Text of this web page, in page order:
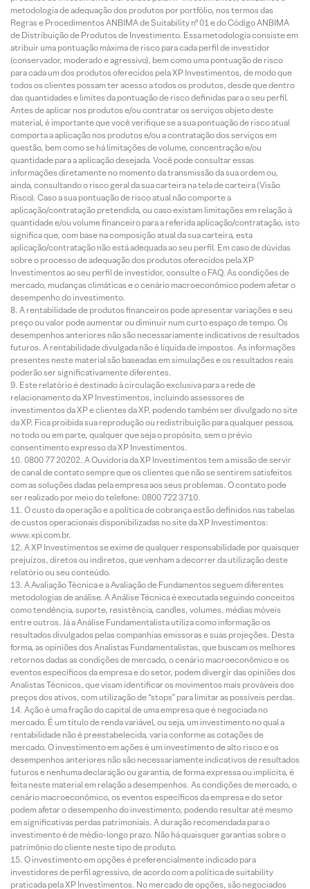
metodologia de adequação dos produtos por portfólio, nos termos das
Regras e Procedimentos ANBIMA de Suitability nº 01 e do Código ANBIMA
de Distribuição de Produtos de Investimento. Essa metodologia consiste em
atribuir uma pontuação máxima de risco para cada perfil de investidor
(conservador, moderado e agressivo), bem como uma pontuação de risco
para cada um dos produtos oferecidos pela XP Investimentos, de modo que
todos os clientes possam ter acesso a todos os produtos, desde que dentro
das quantidades e limites da pontuação de risco definidas para o seu perfil.
Antes de aplicar nos produtos e/ou contratar os serviços objeto deste
material, é importante que você verifique se a sua pontuação de risco atual
comporta a aplicação nos produtos e/ou a contratação dos serviços em
questão, bem como se há limitações de volume, concentração e/ou
quantidade para a aplicação desejada. Você pode consultar essas
informações diretamente no momento da transmissão da sua ordem ou,
ainda, consultando o risco geral da sua carteira na tela de carteira (Visão
Risco). Caso a sua pontuação de risco atual não comporte a
aplicação/contratação pretendida, ou caso existam limitações em relação à
quantidade e/ou volume financeiro para a referida aplicação/contratação, isto
significa que, com base na composição atual da sua carteira, esta
aplicação/contratação não está adequada ao seu perfil. Em caso de dúvidas
sobre o processo de adequação dos produtos oferecidos pela XP
Investimentos ao seu perfil de investidor, consulte o FAQ. As condições de
mercado, mudanças climáticas e o cenário macroeconômico podem afetar o
desempenho do investimento.
A rentabilidade de produtos financeiros pode apresentar variações e seu
preço ou valor pode aumentar ou diminuir num curto espaço de tempo. Os
desempenhos anteriores não são necessariamente indicativos de resultados
futuros. A rentabilidade divulgada não é líquida de impostos. As informações
presentes neste material são baseadas em simulações e os resultados reais
poderão ser significativamente diferentes.
Este relatório é destinado à circulação exclusiva para a rede de
relacionamento da XP Investimentos, incluindo assessores de
investimentos da XP e clientes da XP, podendo também ser divulgado no site
da XP. Fica proibida sua reprodução ou redistribuição para qualquer pessoa,
no todo ou em parte, qualquer que seja o propósito, sem o prévio
consentimento expresso da XP Investimentos.
0800 77 20202. A Ouvidoria da XP Investimentos tem a missão de servir
de canal de contato sempre que os clientes que não se sentirem satisfeitos
com as soluções dadas pela empresa aos seus problemas. O contato pode
ser realizado por meio do telefone: 0800 722 3710.
O custo da operação e a política de cobrança estão definidos nas tabelas
de custos operacionais disponibilizadas no site da XP Investimentos:
www.xpi.com.br.
A XP Investimentos se exime de qualquer responsabilidade por quaisquer
prejuízos, diretos ou indiretos, que venham a decorrer da utilização deste
relatório ou seu conteúdo.
A Avaliação Técnica e a Avaliação de Fundamentos seguem diferentes
metodologias de análise. A Análise Técnica é executada seguindo conceitos
como tendência, suporte, resistência, candles, volumes, médias móveis
entre outros. Já a Análise Fundamentalista utiliza como informação os
resultados divulgados pelas companhias emissoras e suas projeções. Desta
forma, as opiniões dos Analistas Fundamentalistas, que buscam os melhores
retornos dadas as condições de mercado, o cenário macroeconômico e os
eventos específicos da empresa e do setor, podem divergir das opiniões dos
Analistas Técnicos, que visam identificar os movimentos mais prováveis dos
preços dos ativos, com utilização de “stops” para limitar as possíveis perdas.
Ação é uma fração do capital de uma empresa que é negociada no
mercado. É um título de renda variável, ou seja, um investimento no qual a
rentabilidade não é preestabelecida, varia conforme as cotações de
mercado. O investimento em ações é um investimento de alto risco e os
desempenhos anteriores não são necessariamente indicativos de resultados
futuros e nenhuma declaração ou garantia, de forma expressa ou implícita, é
feita neste material em relação a desempenhos. As condições de mercado, o
cenário macroeconômico, os eventos específicos da empresa e do setor
podem afetar o desempenho do investimento, podendo resultar até mesmo
em significativas perdas patrimoniais. A duração recomendada para o
investimento é de médio-longo prazo. Não há quaisquer garantias sobre o
patrimônio do cliente neste tipo de produto.
O investimento em opções é preferencialmente indicado para
investidores de perfil agressivo, de acordo com a política de suitability
praticada pela XP Investimentos. No mercado de opções, são negociados